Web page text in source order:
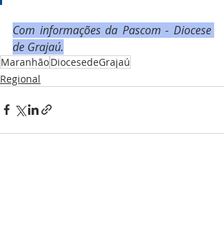
Com informações da Pascom - Diocese
de Grajaú.
MaranhãoDiocesedeGrajaú
Regional